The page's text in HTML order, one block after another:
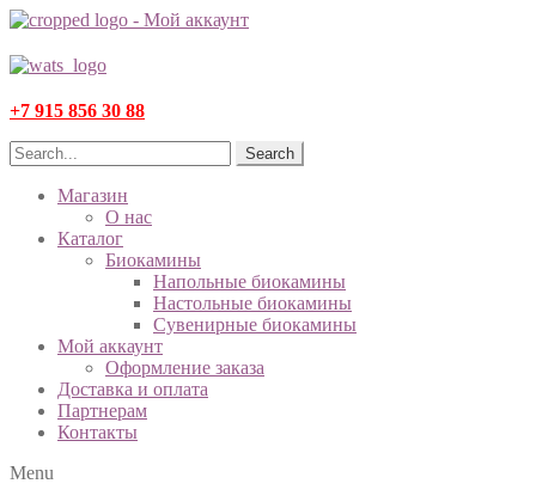
+7 915 856 30 88
Search
Магазин
О нас
Каталог
Биокамины
Напольные биокамины
Настольные биокамины
Сувенирные биокамины
Мой аккаунт
Оформление заказа
Доставка и оплата
Партнерам
Контакты
Menu